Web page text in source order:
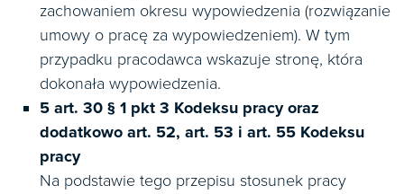
zachowaniem okresu wypowiedzenia (rozwiązanie
umowy o pracę za wypowiedzeniem). W tym
przypadku pracodawca wskazuje stronę, która
dokonała wypowiedzenia.
5 art. 30 § 1 pkt 3 Kodeksu pracy oraz
dodatkowo art. 52, art. 53 i art. 55 Kodeksu
pracy
Na podstawie tego przepisu stosunek pracy